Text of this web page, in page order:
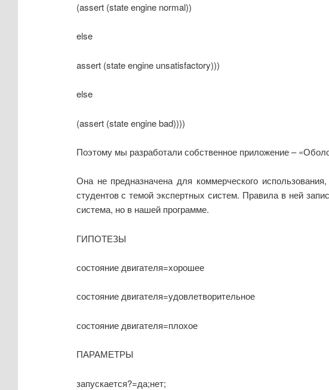
(assert (state engine normal))
else
assert (state engine unsatisfactory)))
else
(assert (state engine bad))))
Поэтому мы разработали собственное приложение –
Она не предназначена для коммерческого
студентов с темой экспертных систем. Правила в ней
система, но в нашей программе.
ГИПОТЕЗЫ
состояние двигателя=хорошее
состояние двигателя=удовлетворительное
состояние двигателя=плохое
ПАРАМЕТРЫ
запускается?=да;нет;